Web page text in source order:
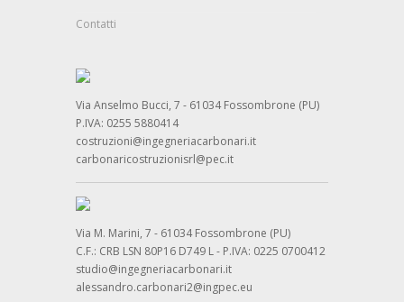
Contatti
Via Anselmo Bucci, 7 - 61034 Fossombrone (PU)
P.IVA: 0255 5880414
costruzioni@ingegneriacarbonari.it
carbonaricostruzionisrl@pec.it
Via M. Marini, 7 - 61034 Fossombrone (PU)
C.F.: CRB LSN 80P16 D749 L - P.IVA: 0225 0700412
studio@ingegneriacarbonari.it
alessandro.carbonari2@ingpec.eu